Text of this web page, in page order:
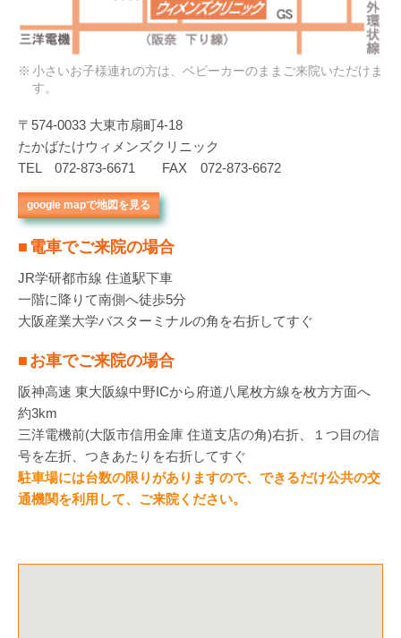
小さいお子様連れの方は、ベビーカーのままご来院いただけま
す。
〒574-0033 大東市扇町4-18
たかばたけウィメンズクリニック
TEL 072-873-6671 FAX 072-873-6672
google mapで地図を見る
電車でご来院の場合
JR学研都市線 住道駅下車
一階に降りて南側へ徒歩5分
大阪産業大学バスターミナルの角を右折してすぐ
お車でご来院の場合
阪神高速 東大阪線中野ICから府道八尾枚方線を枚方方面へ
約3km
三洋電機前(大阪市信用金庫 住道支店の角)右折、
１つ目の信
号を左折、つきあたりを右折してすぐ
駐車場には台数の限りがありますので、 できるだけ公共の交
通機関を利用して、 ご来院ください。